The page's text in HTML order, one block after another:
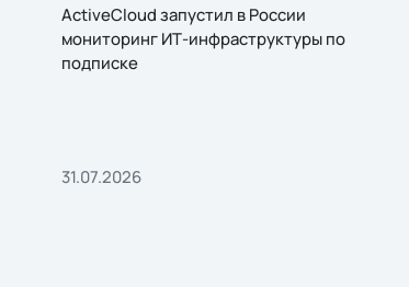
ActiveCloud запустил в России
мониторинг ИТ-инфраструктуры по
подписке
31.07.2026